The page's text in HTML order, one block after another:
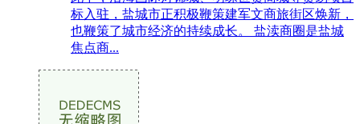
标入驻，盐城市正积极鞭策建军文商旅街区焕新，
也鞭策了城市经济的持续成长。 盐渎商圈是盐城
焦点商...